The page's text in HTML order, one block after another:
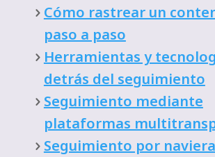
Cómo rastrear un
paso a paso
Herramientas y
detrás del seguimiento
Seguimiento mediante
plataformas
Seguimiento por